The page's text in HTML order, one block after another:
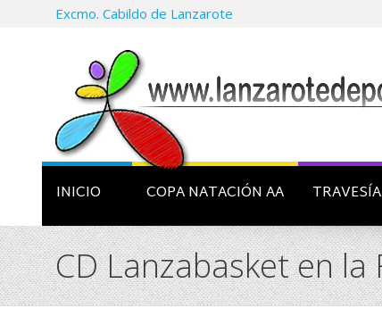
Excmo. Cabildo de Lanzarote
INICIO COPA NATACIÓN AA
CD Lanzabasket en la